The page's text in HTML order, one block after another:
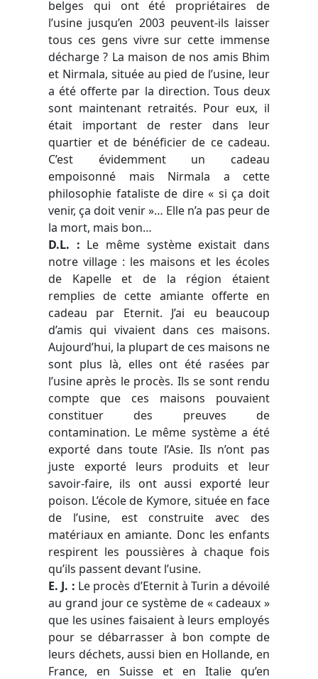
belges qui ont été propriétaires de
l’usine jusqu’en 2003 peuvent-ils laisser
tous ces gens vivre sur cette immense
décharge ? La maison de nos amis Bhim
et Nirmala, située au pied de l’usine, leur
a été offerte par la direction. Tous deux
sont maintenant retraités. Pour eux, il
était important de rester dans leur
quartier et de bénéficier de ce cadeau.
C’est évidemment un cadeau
empoisonné mais Nirmala a cette
philosophie fataliste de dire« si ça doit
venir, ça doit venir »… Elle n’a pas peur de
la mort, mais bon…
D.L. : Le même système existait dans
notre village : les maisons et les écoles
de Kapelle et de la région étaient
remplies de cette amiante offerte en
cadeau par Eternit. J’ai eu beaucoup
d’amis qui vivaient dans ces maisons.
Aujourd’hui, la plupart de ces maisons ne
sont plus là, elles ont été rasées par
l’usine après le procès. Ils se sont rendu
compte que ces maisons pouvaient
constituer des preuves de
contamination. Le même système a été
exporté dans toute l’Asie. Ils n’ont pas
juste exporté leurs produits et leur
savoir-faire, ils ont aussi exporté leur
poison. L’école de Kymore, située en face
de l’usine, est construite avec des
matériaux en amiante. Donc les enfants
respirent les poussières à chaque fois
qu’ils passent devant l’usine.
E. J. : Le procès d’Eternit à Turin a dévoilé
au grand jour ce système de « cadeaux »
que les usines faisaient à leurs employés
pour se débarrasser à bon compte de
leurs déchets, aussi bien en Hollande, en
France, en Suisse et en Italie qu’en